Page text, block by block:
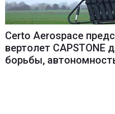
Certo Aerospace
вертолет CAPSTONE
борьбы,